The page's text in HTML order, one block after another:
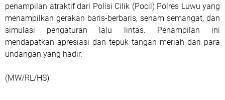
penampilan atraktif dari Polisi Cilik (Pocil) Polres Luwu yang
menampilkan gerakan baris-berbaris, senam semangat, dan
simulasi pengaturan lalu lintas. Penampilan ini
mendapatkan apresiasi dan tepuk tangan meriah dari para
undangan yang hadir.
(MW/RL/HS)